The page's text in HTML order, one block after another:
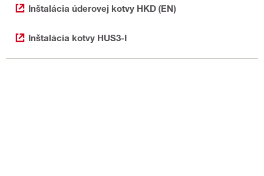
Inštalácia úderovej kotvy HKD (EN)
Inštalácia kotvy HUS3-I